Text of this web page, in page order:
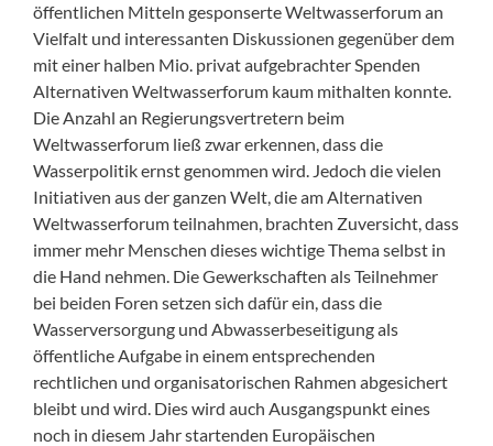
öffentlichen Mitteln gesponserte Weltwasserforum an
Vielfalt und interessanten Diskussionen gegenüber dem
mit einer halben Mio. privat aufgebrachter Spenden
Alternativen Weltwasserforum kaum mithalten konnte.
Die Anzahl an Regierungsvertretern beim
Weltwasserforum ließ zwar erkennen, dass die
Wasserpolitik ernst genommen wird. Jedoch die vielen
Initiativen aus der ganzen Welt, die am Alternativen
Weltwasserforum teilnahmen, brachten Zuversicht, dass
immer mehr Menschen dieses wichtige Thema selbst in
die Hand nehmen. Die Gewerkschaften als Teilnehmer
bei beiden Foren setzen sich dafür ein, dass die
Wasserversorgung und Abwasserbeseitigung als
öffentliche Aufgabe in einem entsprechenden
rechtlichen und organisatorischen Rahmen abgesichert
bleibt und wird. Dies wird auch Ausgangspunkt eines
noch in diesem Jahr startenden Europäischen